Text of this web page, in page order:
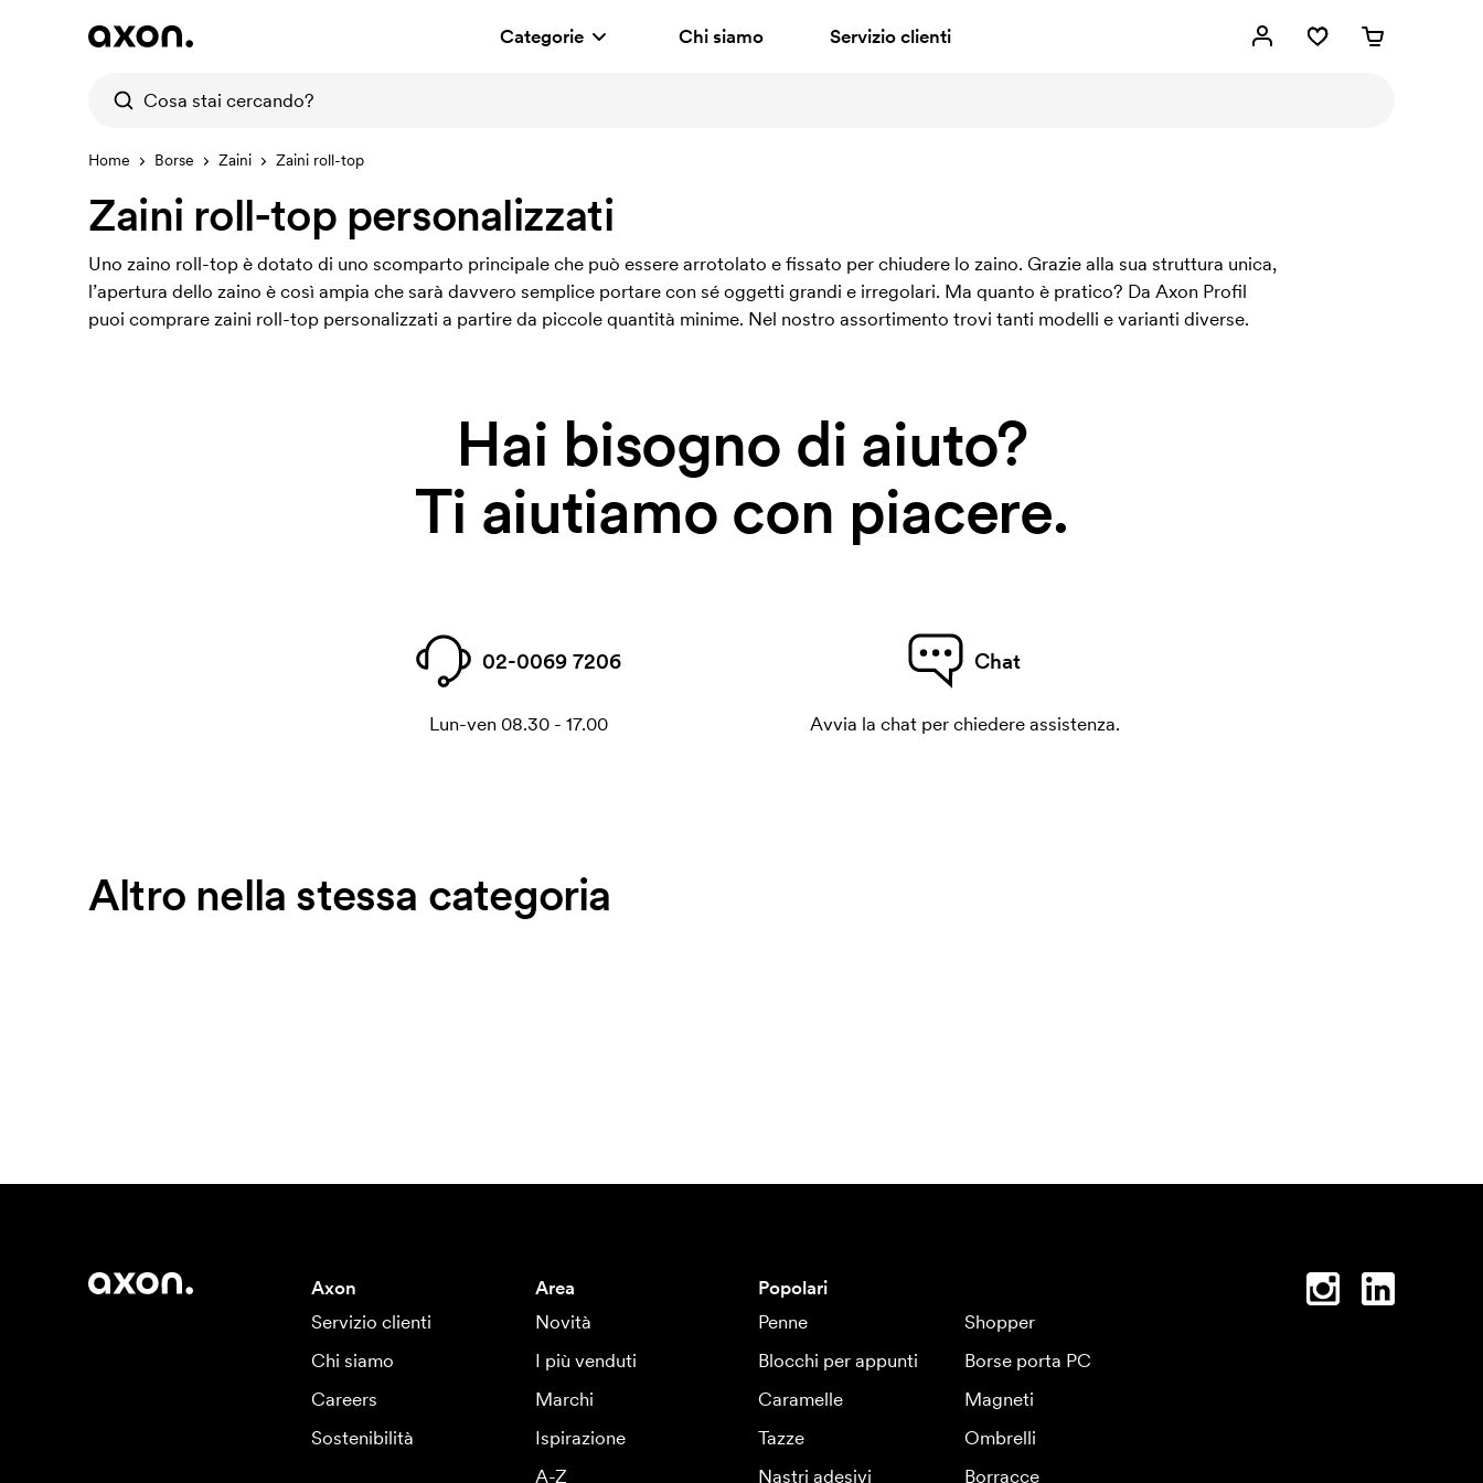
Categorie Chi siamo Servizio clienti
Home Borse Zaini Zaini roll-top
Zaini roll-top personalizzati
Uno zaino roll-top è dotato di uno scomparto principale che può essere arrotolato e fissato per chiudere lo zaino. Grazie alla sua struttura unica,
l’apertura dello zaino è così ampia che sarà davvero semplice portare con sé oggetti grandi e irregolari. Ma quanto è pratico? Da Axon Profil
puoi comprare zaini roll-top personalizzati a partire da piccole quantità minime. Nel nostro assortimento trovi tanti modelli e varianti diverse.
Hai bisogno di aiuto?
Ti aiutiamo con piacere.
02-0069 7206
Lun-ven 08.30 - 17.00
Chat
Avvia la chat per chiedere assistenza.
Altro nella stessa categoria
Axon
Servizio clienti
Chi siamo
Careers
Sostenibilità
Area
Novità
I più venduti
Marchi
Ispirazione
A-Z
Popolari
Penne
Shopper
Blocchi per appunti
Borse porta PC
Caramelle
Magneti
Tazze
Ombrelli
Nastri adesivi
Borracce